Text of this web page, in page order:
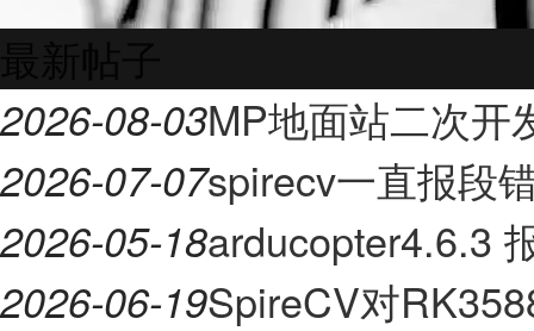
2026-08-03MP地面站二次开
2026-07-07spirecv一直报段
2026-05-18arducopter4.6.3
2026-06-19SpireCV对